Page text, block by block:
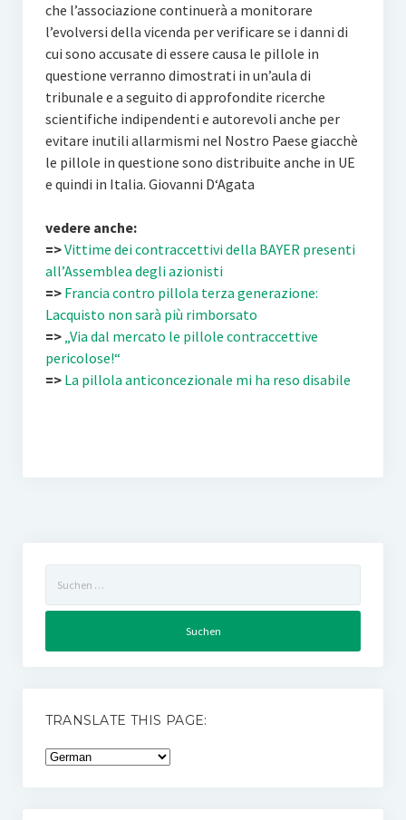
che l’associazione continuerà a monitorare
l’evolversi della vicenda per verificare se i danni di
cui sono accusate di essere causa le pillole in
questione verranno dimostrati in un’aula di
tribunale e a seguito di approfondite ricerche
scientifiche indipendenti e autorevoli anche per
evitare inutili allarmismi nel Nostro Paese giacchè
le pillole in questione sono distribuite anche in UE
e quindi in Italia. Giovanni D‘Agata
vedere anche:
=>Vittime dei contraccettivi della BAYER presenti
all’Assemblea degli azionisti
=> Francia contro pillola terza generazione:
Lacquisto non sarà più rimborsato
=> „Via dal mercato le pillole contraccettive
pericolose!“
=> La pillola anticoncezionale mi ha reso disabile
nach:
TRANSLATE THIS PAGE: